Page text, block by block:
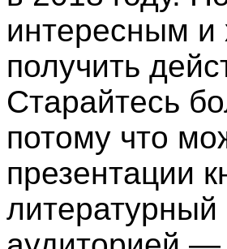
интересным
получить
Старайтесь
потому что
презентации
литературный